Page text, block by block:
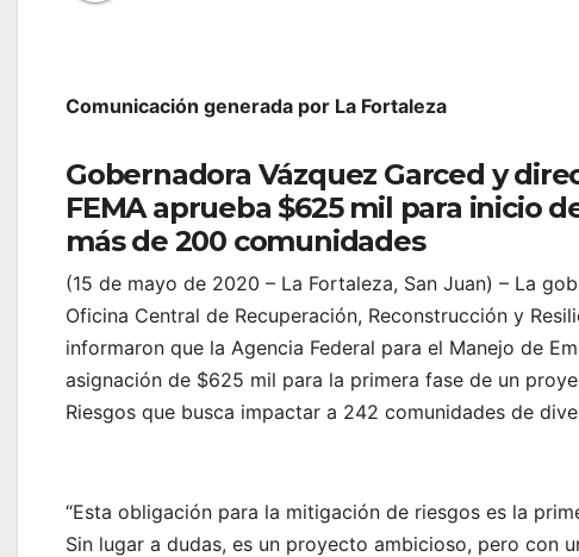
Comunicación generada por La Fortaleza
Gobernadora Vázquez Garced y
FEMA aprueba $625 mil para inicio
más de 200 comunidades
(15 de mayo de 2020 – La Fortaleza, San Juan) – La
Oficina Central de Recuperación, Reconstrucción y
informaron que la Agencia Federal para el Manejo de
asignación de $625 mil para la primera fase de un
Riesgos que busca impactar a 242 comunidades de
“Esta obligación para la mitigación de riesgos es la
Sin lugar a dudas, es un proyecto ambicioso, pero con